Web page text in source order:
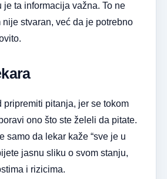
je ta informacija važna. To ne
stvaran, već da je potrebno
pripremiti pitanja, jer se tokom
ono što ste želeli da pitate.
samo da lekar kaže “sve je u
jasnu sliku o svom stanju,
i rizicima.